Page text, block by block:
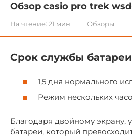
Обзор casio pro trek
На чтение: 21 мин Обзоры
Срок службы батареи
1,5 дня нормального
Режим нескольких
Благодаря двойному экрану,
батареи, который